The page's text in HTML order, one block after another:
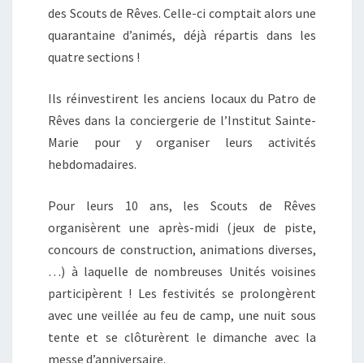
des Scouts de Rêves. Celle-ci comptait alors une
quarantaine d’animés, déjà répartis dans les
quatre sections !
Ils réinvestirent les anciens locaux du Patro de
Rêves dans la conciergerie de l’Institut Sainte-
Marie pour y organiser leurs activités
hebdomadaires.
Pour leurs 10 ans, les Scouts de Rêves
organisèrent une après-midi (jeux de piste,
concours de construction, animations diverses,
…) à laquelle de nombreuses Unités voisines
participèrent ! Les festivités se prolongèrent
avec une veillée au feu de camp, une nuit sous
tente et se clôturèrent le dimanche avec la
messe d’anniversaire.